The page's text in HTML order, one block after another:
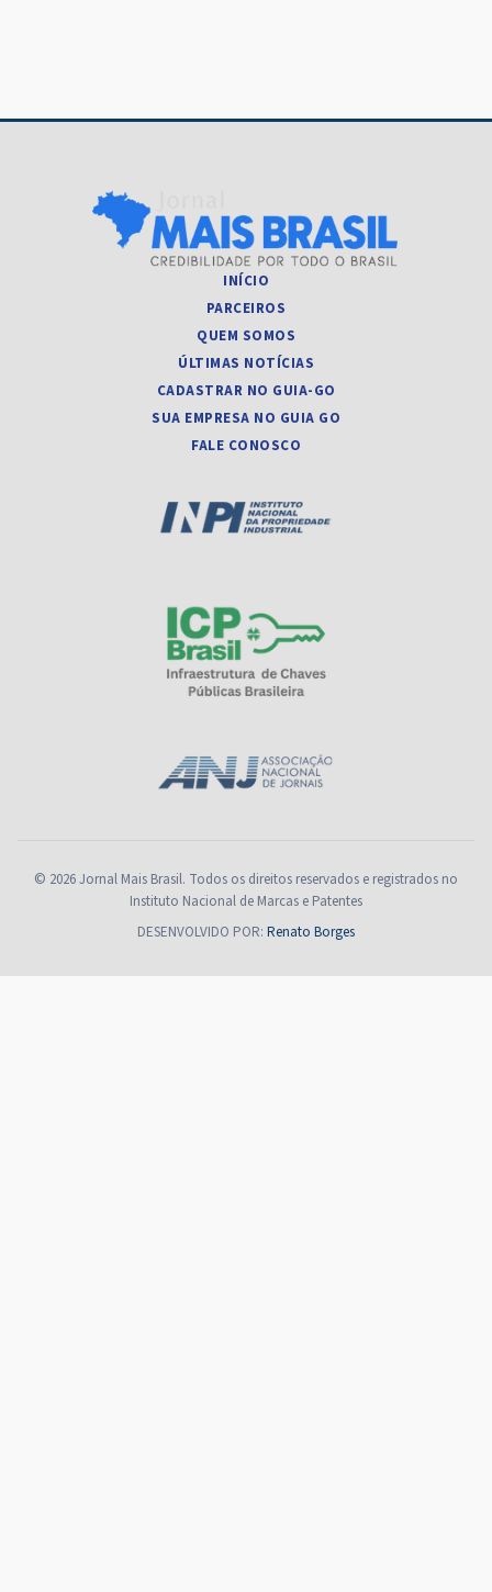
INÍCIO
PARCEIROS
QUEM SOMOS
ÚLTIMAS NOTÍCIAS
CADASTRAR NO GUIA-GO
SUA EMPRESA NO GUIA GO
FALE CONOSCO
© 2026 Jornal Mais Brasil. Todos os direitos reservados e registrados no
Instituto Nacional de Marcas e Patentes
DESENVOLVIDO POR: Renato Borges